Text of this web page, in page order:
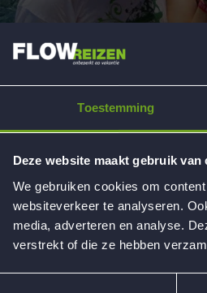
Toestemming
Deze website maakt gebruik van
We gebruiken cookies om
websiteverkeer te analyseren.
media, adverteren en analyse.
verstrekt of die ze hebben